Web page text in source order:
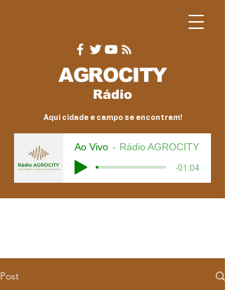
AGROCITY
Rádio
Aqui cidade e campo se encontram!
Ao Vivo Rádio AGROCITY
-01:04
Post